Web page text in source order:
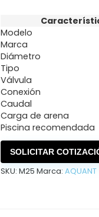
Modelo
Marca
Diámetro
Tipo
Válvula
Conexión
Caudal
Carga de arena
Piscina recomendada
SOLICITAR
SKU:M25 Marca:AQUANT